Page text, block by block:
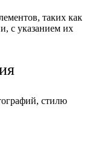
таких как
с указанием их
стилю